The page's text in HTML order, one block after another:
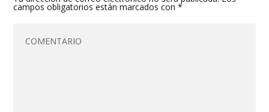
campos obligatorios están marcados con*